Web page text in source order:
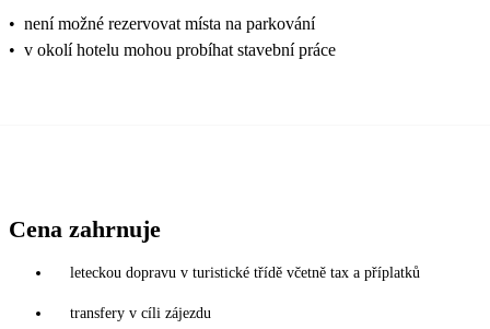
• není možné rezervovat místa na parkování
• v okolí hotelu mohou probíhat stavební práce
Cena zahrnuje
leteckou dopravu v turistické třídě včetně tax a příplatků
transfery v cíli zájezdu